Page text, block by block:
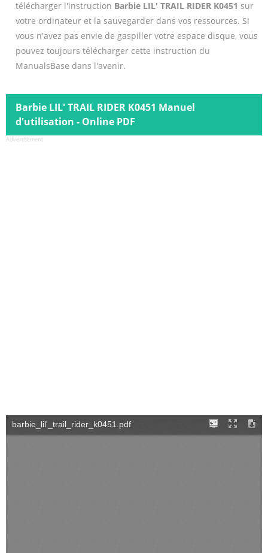
télécharger l'instruction Barbie LIL' TRAIL RIDER K0451 sur
votre ordinateur et la sauvegarder dans vos ressources. Si
vous n'avez pas envie de gaspiller votre espace disque, vous
pouvez toujours télécharger cette instruction du
ManualsBase dans l'avenir.
Barbie LIL' TRAIL RIDER K0451 Manuel
d'utilisation - Online PDF
Advertisement